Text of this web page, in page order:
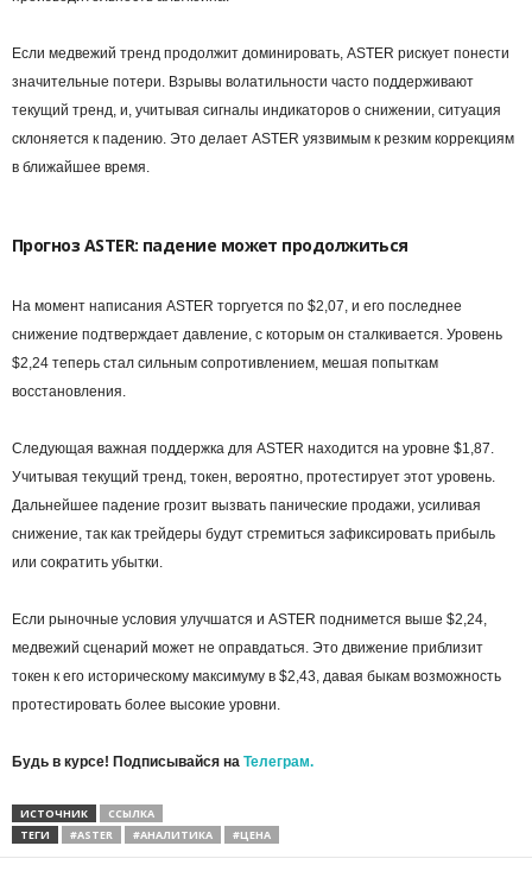
Если медвежий тренд продолжит доминировать, ASTER рискует понести
значительные потери. Взрывы волатильности часто поддерживают
текущий тренд, и, учитывая сигналы индикаторов о снижении, ситуация
склоняется к падению. Это делает ASTER уязвимым к резким коррекциям
в ближайшее время.
Прогноз ASTER: падение может продолжиться
На момент написания ASTER торгуется по $2,07, и его последнее
снижение подтверждает давление, с которым он сталкивается. Уровень
$2,24 теперь стал сильным сопротивлением, мешая попыткам
восстановления.
Следующая важная поддержка для ASTER находится на уровне $1,87.
Учитывая текущий тренд, токен, вероятно, протестирует этот уровень.
Дальнейшее падение грозит вызвать панические продажи, усиливая
снижение, так как трейдеры будут стремиться зафиксировать прибыль
или сократить убытки.
Если рыночные условия улучшатся и ASTER поднимется выше $2,24,
медвежий сценарий может не оправдаться. Это движение приблизит
токен к его историческому максимуму в $2,43, давая быкам возможность
протестировать более высокие уровни.
Будь в курсе! Подписывайся на Телеграм.
ИСТОЧНИК
ССЫЛКА
ТЕГИ
#ASTER #АНАЛИТИКА #ЦЕНА